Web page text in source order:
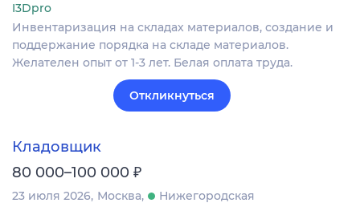
I3Dpro
Инвентаризация на складах материалов, создание и
поддержание порядка на складе материалов.
Желателен опыт от 1-3 лет. Белая оплата труда.
Откликнуться
Кладовщик
80 000–100 000 ₽
23 июля 2026 Москва
Нижегородская